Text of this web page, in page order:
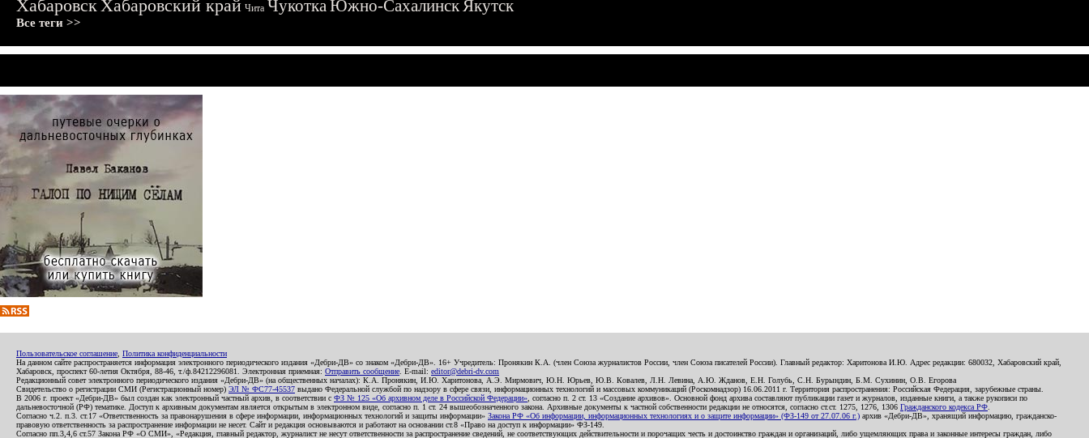
ХабаровскХабаровский край Чита ЧукоткаЮжно-СахалинскЯкутск
Все теги >>
Пользовательское соглашение Политика конфиденциальности
На данном сайте распространяется информация электронного периодического издания «Дебри-ДВ» со знаком «Дебри-ДВ». 16+ Учредитель: Пронякин К.А. (член Союза журналистов России, член Союза писателей России). Главный редактор: Харитонова И.Ю. Адрес редакции: 680032, Хабаровский край,
Хабаровск, проспект 60-летия Октября, 88-46, т./ф.84212296081. Электронная приемная: Отправить сообщение . E-mail: editor@debri-dv.com
Редакционный совет электронного периодического издания «Дебри-ДВ» (на общественных началах): К.А. Пронякин, И.Ю. Харитонова, А.Э. Мирмович, Ю.Н. Юрьев, Ю.В. Ковалев, Л.Н. Левина, А.Ю. Жданов, Е.Н. Голубь, С.Н. Бурындин, Б.М. Сухинин, О.В. Егорова
Свидетельство о регистрации СМИ (Регистрационный номер) ЭЛ № ФС77-45537 выдано Федеральной службой по надзору в сфере связи, информационных технологий и массовых коммуникаций (Роскомнадзор) 16.06.2011 г. Территория распространения: Российская Федерация, зарубежные страны.
В 2006 г. проект «Дебри-ДВ» был создан как электронный частный архив, в соответствии с ФЗ № 125 «Об архивном деле в Российской Федерации» , согласно п. 2 ст. 13 «Создание архивов». Основной фонд архива составляют публикации газет и журналов, изданные книги, а также рукописи по
дальневосточной (РФ) тематике. Доступ к архивным документам является открытым в электронном виде, согласно п. 1 ст. 24 вышеобозначенного закона. Архивные документы к частной собственности редакции не относятся, согласно ст.ст. 1275, 1276, 1306 Гражданского кодекса РФ
Согласно ч.2. п.3. ст.17 «Ответственность за правонарушения в сфере информации, информационных технологий и защиты информации» Закона РФ «Об информации, информационных технологиях и о защите информации» (ФЗ-149 от 27.07.06 г.) архив «Дебри-ДВ», хранящий информацию, гражданско-
правовую ответственность за распространение информации не несет. Сайт и редакция основываются и работают на основании ст.8 «Право на доступ к информации» ФЗ-149.
Согласно пп.3,4,6 ст.57 Закона РФ «О СМИ», «Редакция, главный редактор, журналист не несут ответственности за распространение сведений, не соответствующих действительности и порочащих честь и достоинство граждан и организаций, либо ущемляющих права и законные интересы граждан, либо